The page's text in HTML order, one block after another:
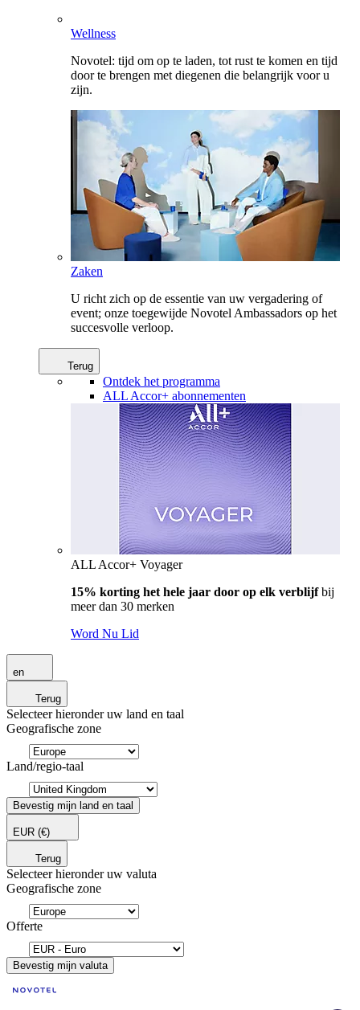
Wellness
Novotel: tijd om op te laden, tot rust te komen en tijd
door te brengen met diegenen die belangrijk voor u
zijn.
Zaken
U richt zich op de essentie van uw vergadering of
event; onze toegewijde Novotel Ambassadors op het
succesvolle verloop.
Terug
Ontdek het programma
ALL Accor+ abonnementen
ALL Accor+ Voyager
15% korting het hele jaar door op elk verblijfbij
meer dan 30 merken
Word Nu Lid
en
Terug
Selecteer hieronder uw land en taal
Geografische zone
Land/regio-taal
Bevestig mijn land en taal
EUR (€)
Terug
Selecteer hieronder uw valuta
Geografische zone
Offerte
Bevestig mijn valuta